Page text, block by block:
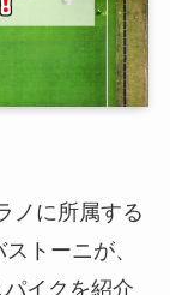
ノに所属する
トーニが、
イクを紹介